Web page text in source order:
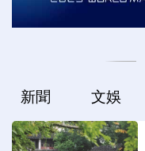
新聞 文娛